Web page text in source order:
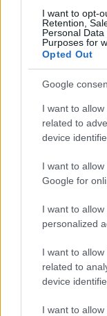
I want to opt-
Retention,
Personal
Purposes for
Opted Out
Google
I want to
related to
device
I want to
Google for
I want to
personalized
I want to
related to
device
I want to
Camping
campismo
tendas como
público (não
da Vila de
Term & Short
AQUIencontras
Produção com